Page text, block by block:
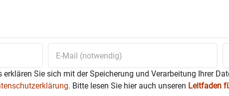
Sie sich mit der Speicherung und Verarbeitung Ihrer
Bitte lesen Sie hier auch unseren Leitfaden